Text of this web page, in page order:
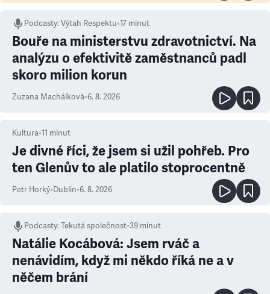
Podcasty:Výtah Respektu•17 minut
Bouře na ministerstvu zdravotnictví. Na
analýzu o efektivitě zaměstnanců padl
skoro milion korun
Zuzana Machálková•6. 8. 2026
Kultura•11 minut
Je divné říci, že jsem si užil pohřeb. Pro
ten Glenův to ale platilo stoprocentně
Petr Horký•Dublin•6. 8. 2026
Podcasty:Tekutá společnost•39 minut
Natálie Kocábová: Jsem rváč a
nenávidím, když mi někdo říká ne a v
něčem brání